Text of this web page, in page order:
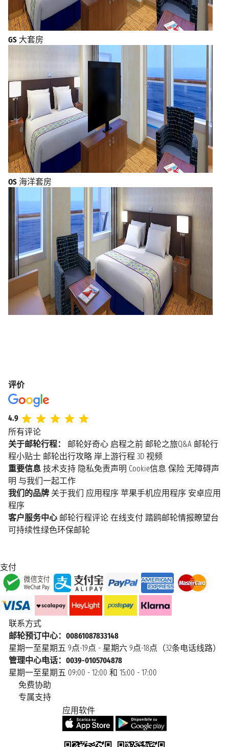
GS 大套房
OS 海洋套房
评价
4.9
所有评论
关于邮轮行程：
邮轮好奇心 启程之前 邮轮之旅Q&A 邮轮行
程小贴士 邮轮出行攻略 岸上游行程 3D 视频
重要信息 技术支持 隐私免责声明 Cookie信息 保险 无障碍声
明 与我们一起工作
我们的品牌 关于我们 应用程序 苹果手机应用程序 安卓应用
程序
客户服务中心 邮轮行程评论 在线支付 踏鸥邮轮情报瞭望台
可持续性绿色环保邮轮
支付
联系方式
邮轮预订中心：00861087833148
星期一至星期五 9点-19点 - 星期六 9点-18点（32条电话线路）
管理中心电话：0039-0105704878
星期一至星期五 09:00 - 12:00 和 15:00 - 17:00
免费协助
专属支持
应用软件